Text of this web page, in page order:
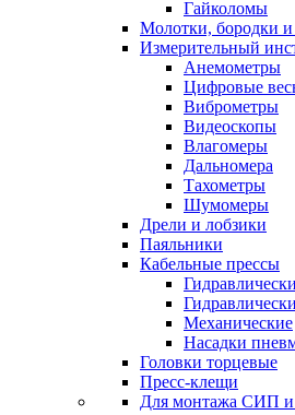
Гайколомы
Молотки, бородки и
Измерительный
Анемометры
Цифровые
Виброметры
Видеоскопы
Влагомеры
Дальномера
Тахометры
Шумомеры
Дрели и лобзики
Паяльники
Кабельные прессы
Механические
Насадки
Головки торцевые
Пресс-клещи
Для монтажа СИП